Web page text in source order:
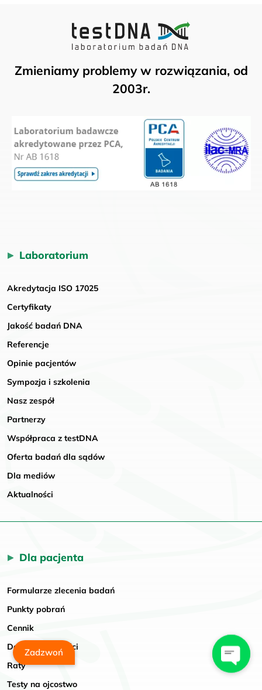
Zmieniamy problemy w rozwiązania, od
2003r.
Laboratorium
Akredytacja ISO 17025
Certyfikaty
Jakość badań DNA
Referencje
Opinie pacjentów
Sympozja i szkolenia
Nasz zespół
Partnerzy
Współpraca z testDNA
Oferta badań dla sądów
Dla mediów
Aktualności
Dla pacjenta
Formularze zlecenia badań
Punkty pobrań
Cennik
Dane do płatności
Raty
Testy na ojcostwo
Zadzwoń